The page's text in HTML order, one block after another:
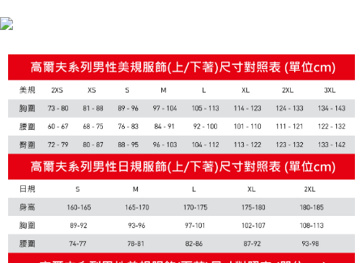
付款後7-11取貨
每筆NT$100，滿NT$1,800(含以上)免運費
宅配(離島恕不配送)
每筆NT$150，滿NT$1,800(含以上)免運費
宅配貨到付款(離島恕不配送)
每筆NT$180